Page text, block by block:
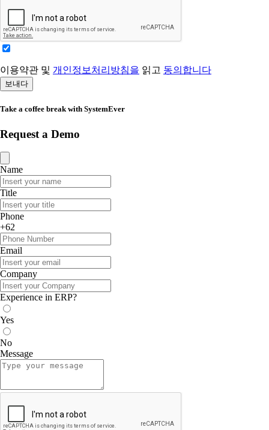
이용약관 및 개인정보처리방침을 읽고 동의합니다
보내다
Take a coffee break with SystemEver
Request a Demo
Name
Title
Phone
+62
Email
Company
Experience in ERP?
Yes
No
Message